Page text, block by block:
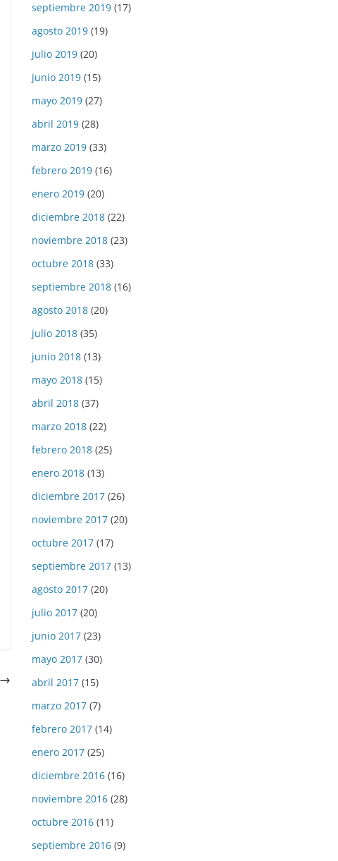
septiembre 2019 (17)
agosto 2019 (19)
julio 2019 (20)
junio 2019 (15)
mayo 2019 (27)
abril 2019 (28)
marzo 2019 (33)
febrero 2019 (16)
enero 2019 (20)
diciembre 2018 (22)
noviembre 2018 (23)
octubre 2018 (33)
septiembre 2018 (16)
agosto 2018 (20)
julio 2018 (35)
junio 2018 (13)
mayo 2018 (15)
abril 2018 (37)
marzo 2018 (22)
febrero 2018 (25)
enero 2018 (13)
diciembre 2017 (26)
noviembre 2017 (20)
octubre 2017 (17)
septiembre 2017 (13)
agosto 2017 (20)
julio 2017 (20)
junio 2017 (23)
mayo 2017 (30)
abril 2017 (15)
marzo 2017 (7)
febrero 2017 (14)
enero 2017 (25)
diciembre 2016 (16)
noviembre 2016 (28)
octubre 2016 (11)
septiembre 2016 (9)